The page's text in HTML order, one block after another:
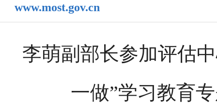
www.most.gov.cn
李萌副部长参加评估
一做”学习教育